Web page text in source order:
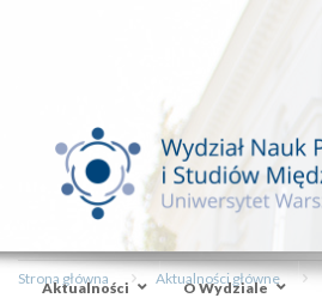
Aktualności O Wydziale
Strona główna Aktualności główne